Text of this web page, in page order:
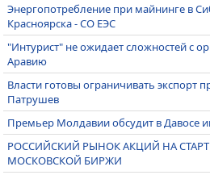
Энергопотребление при майнинге в
Красноярска - СО ЕЭС
"Интурист" не ожидает сложностей с
Аравию
Власти готовы ограничивать экспорт
Патрушев
Премьер Молдавии обсудит в Давосе
РОССИЙСКИЙ РЫНОК АКЦИЙ НА
МОСКОВСКОЙ БИРЖИ